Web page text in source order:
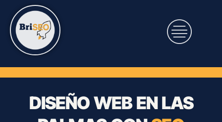
DISEÑO WEBEN LAS